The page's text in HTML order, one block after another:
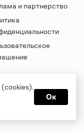
и партнерство
Ок